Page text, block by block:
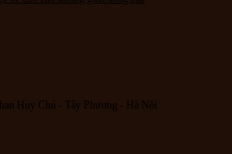
Huy Chú - Tây Phương - Hà Nội